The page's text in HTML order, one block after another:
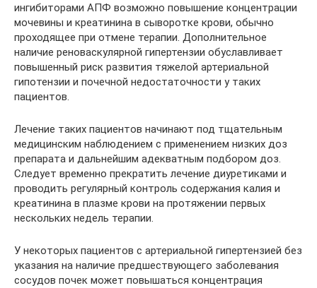
ингибиторами АПФ возможно повышение концентрации
мочевины и креатинина в сыворотке крови, обычно
проходящее при отмене терапии. Дополнительное
наличие реноваскулярной гипертензии обуславливает
повышенный риск развития тяжелой артериальной
гипотензии и почечной недостаточности у таких
пациентов.
Лечение таких пациентов начинают под тщательным
медицинским наблюдением с применением низких доз
препарата и дальнейшим адекватным подбором доз.
Следует временно прекратить лечение диуретиками и
проводить регулярный контроль содержания калия и
креатинина в плазме крови на протяжении первых
нескольких недель терапии.
У некоторых пациентов с артериальной гипертензией без
указания на наличие предшествующего заболевания
сосудов почек может повышаться концентрация